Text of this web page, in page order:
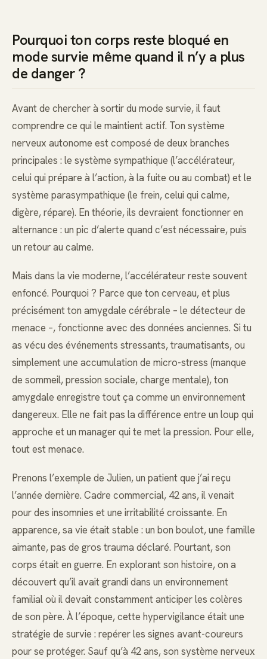
Pourquoi ton corps reste bloqué en
mode survie même quand il n’y a plus
de danger ?
Avant de chercher à sortir du mode survie, il faut
comprendre ce qui le maintient actif. Ton système
nerveux autonome est composé de deux branches
principales : le système sympathique (l’accélérateur,
celui qui prépare à l’action, à la fuite ou au combat) et le
système parasympathique (le frein, celui qui calme,
digère, répare). En théorie, ils devraient fonctionner en
alternance : un pic d’alerte quand c’est nécessaire, puis
un retour au calme.
Mais dans la vie moderne, l’accélérateur reste souvent
enfoncé. Pourquoi ? Parce que ton cerveau, et plus
précisément ton amygdale cérébrale – le détecteur de
menace –, fonctionne avec des données anciennes. Si tu
as vécu des événements stressants, traumatisants, ou
simplement une accumulation de micro-stress (manque
de sommeil, pression sociale, charge mentale), ton
amygdale enregistre tout ça comme un environnement
dangereux. Elle ne fait pas la différence entre un loup qui
approche et un manager qui te met la pression. Pour elle,
tout est menace.
Prenons l’exemple de Julien, un patient que j’ai reçu
l’année dernière. Cadre commercial, 42 ans, il venait
pour des insomnies et une irritabilité croissante. En
apparence, sa vie était stable : un bon boulot, une famille
aimante, pas de gros trauma déclaré. Pourtant, son
corps était en guerre. En explorant son histoire, on a
découvert qu’il avait grandi dans un environnement
familial où il devait constamment anticiper les colères
de son père. À l’époque, cette hypervigilance était une
stratégie de survie : repérer les signes avant-coureurs
pour se protéger. Sauf qu’à 42 ans, son système nerveux